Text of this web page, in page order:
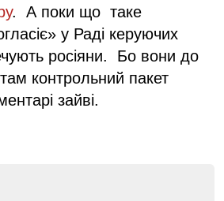
. А поки що таке
у Раді керуючих
росіяни. Бо вони до
контрольний пакет
зайві.